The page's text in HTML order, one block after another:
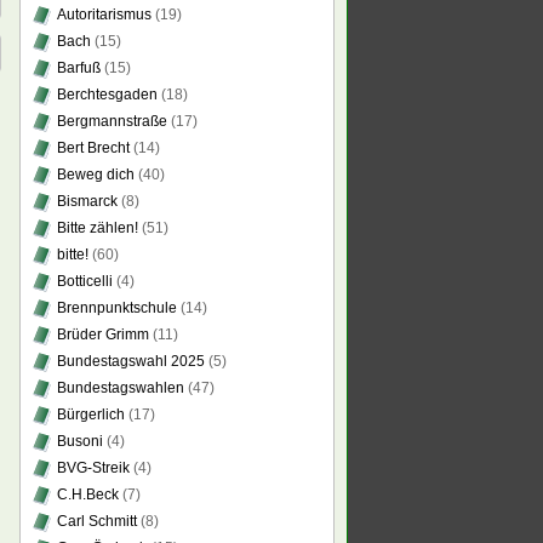
Autoritarismus (19)
Bach (15)
Barfuß (15)
Berchtesgaden (18)
Bergmannstraße (17)
Bert Brecht(14)
Beweg dich (40)
Bismarck (8)
Bitte zählen! (51)
bitte! (60)
Botticelli (4)
Brennpunktschule (14)
Brüder Grimm (11)
Bundestagswahl 2025 (5)
Bundestagswahlen (47)
Bürgerlich (17)
Busoni (4)
BVG-Streik (4)
C.H.Beck (7)
Carl Schmitt(8)